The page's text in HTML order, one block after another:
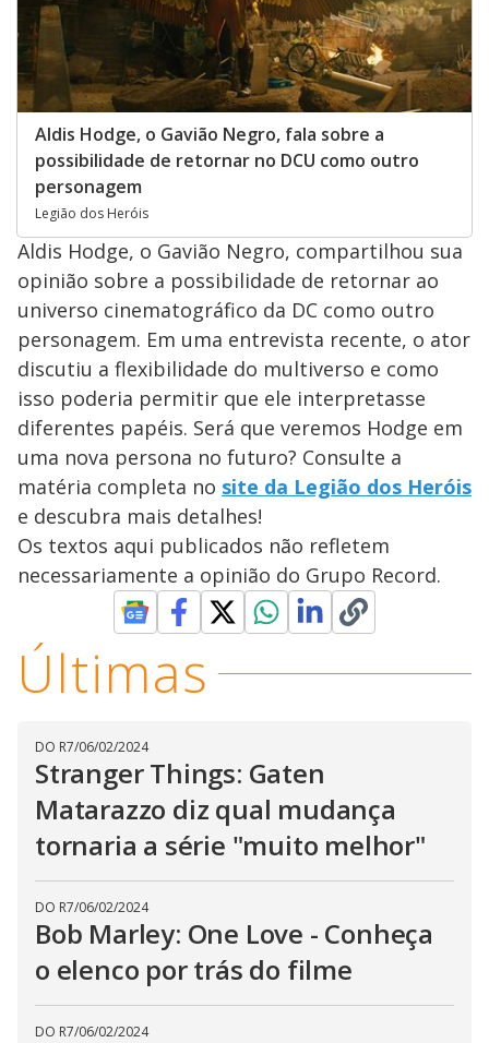
Aldis Hodge, o Gavião Negro, fala sobre a
possibilidade de retornar no DCU como outro
personagem
Legião dos Heróis
Aldis Hodge, o Gavião Negro, compartilhou sua
opinião sobre a possibilidade de retornar ao
universo cinematográfico da DC como outro
personagem. Em uma entrevista recente, o ator
discutiu a flexibilidade do multiverso e como
isso poderia permitir que ele interpretasse
diferentes papéis. Será que veremos Hodge em
uma nova persona no futuro? Consulte a
matéria completa no site da Legião dos Heróis
e descubra mais detalhes!
Os textos aqui publicados não refletem
necessariamente a opinião do Grupo Record.
Últimas
DO R7/06/02/2024
Stranger Things: Gaten
Matarazzo diz qual mudança
tornaria a série "muito melhor"
DO R7/06/02/2024
Bob Marley: One Love - Conheça
o elenco por trás do filme
DO R7/06/02/2024